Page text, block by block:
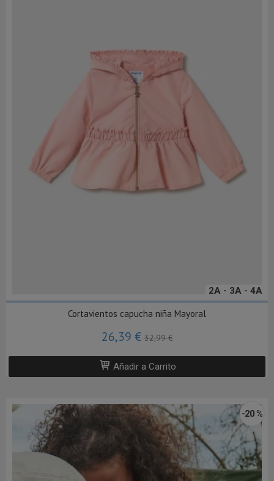
2A - 3A - 4A
Cortavientos capucha niña Mayoral
26,39 €32,99 €
Añadir a Carrito
-20 %